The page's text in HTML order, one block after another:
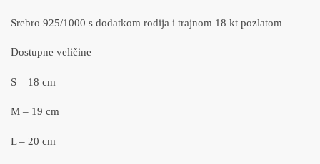
Srebro 925/1000 s dodatkom rodija i trajnom 18 kt pozlatom
Dostupne veličine
S – 18 cm
M – 19 cm
L – 20 cm